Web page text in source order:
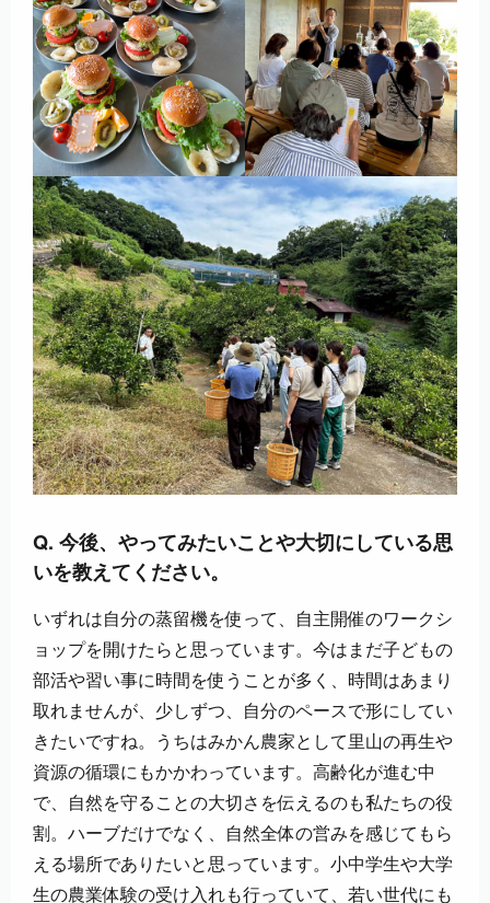
Q. 今後、やってみたいことや大切にしている思
いを教えてください。
いずれは自分の蒸留機を使って、自主開催のワークシ
ョップを開けたらと思っています。今はまだ子どもの
部活や習い事に時間を使うことが多く、時間はあまり
取れませんが、少しずつ、自分のペースで形にしてい
きたいですね。うちはみかん農家として里山の再生や
資源の循環にもかかわっています。高齢化が進む中
で、自然を守ることの大切さを伝えるのも私たちの役
割。ハーブだけでなく、自然全体の営みを感じてもら
える場所でありたいと思っています。小中学生や大学
生の農業体験の受け入れも行っていて、若い世代にも